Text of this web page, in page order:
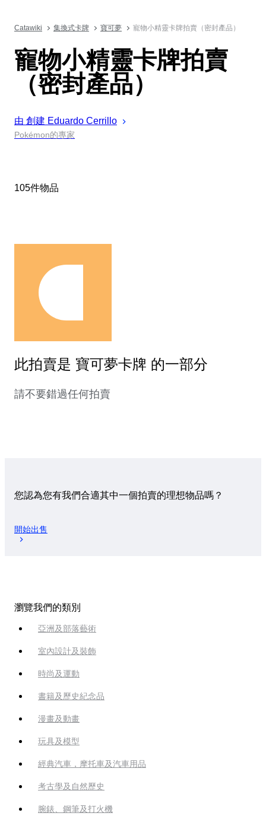
Catawiki 集換式卡牌 寶可夢 寵物小精靈卡牌拍賣（密封產品）
寵物小精靈卡牌拍賣
（密封產品）
由 創建 Eduardo Cerrillo
Pokémon的專家
105件物品
此拍賣是 寶可夢卡牌 的一部分
請不要錯過任何拍賣
您認為您有我們合適其中一個拍賣的理想物品嗎？
開始出售
瀏覽我們的類別
亞洲及部落藝術
室內設計及裝飾
時尚及運動
書籍及歷史紀念品
漫畫及動畫
玩具及模型
經典汽車，摩托車及汽車用品
考古學及自然歷史
腕錶、鋼筆及打火機